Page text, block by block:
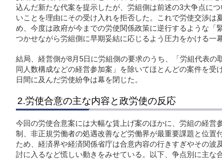
込んだ新たな代案を提示したが、労組側は前述の3大争点に
いことを理由にその受け入れを拒否した。これで労使交渉は
め、今度は政府が今までの労使関係政策に逆行するような「
つかせながら労組側に早期妥結に応じるよう圧力をかける一
結局、経営側が8月5日に労組側の要求のうち、「労組代表の
同人数構成などの経営参加案」を除いてほとんどの案件を受
日間に及んだ労使紛争は幕を閉じた。
2.労使合意の主な内容と政労使の反応
今回の労使合意案には大幅な賃上げ案のほかに、労組の経営
制、非正規労働者の処遇改善など労働界が最重要課題と位置
ため、経済界や経済関係省庁は合意内容の行きすぎやその波
討に入るなど慌しい動きをみせている。以下、争点別に主な